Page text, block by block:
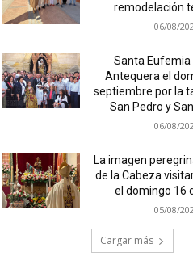
remodelación
06/08/
Santa Eufemia
Antequera el
septiembre por la
San Pedro y
06/08/
La imagen
de la Cabeza
el domingo 16
05/08/
Cargar más